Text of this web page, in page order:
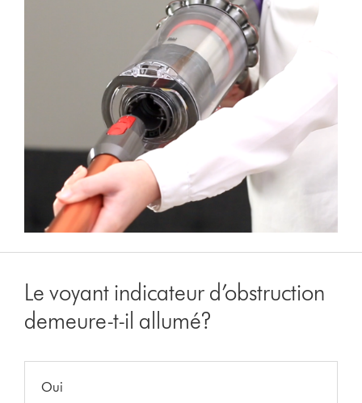
Le voyant indicateur d’obstruction
demeure-t-il allumé?
Oui